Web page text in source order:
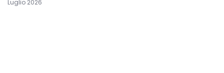
Luglio 2026